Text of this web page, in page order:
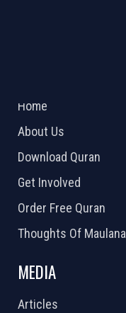
Home
About Us
Download Quran
Get Involved
Order Free Quran
Thoughts Of Maulana
MEDIA
Articles